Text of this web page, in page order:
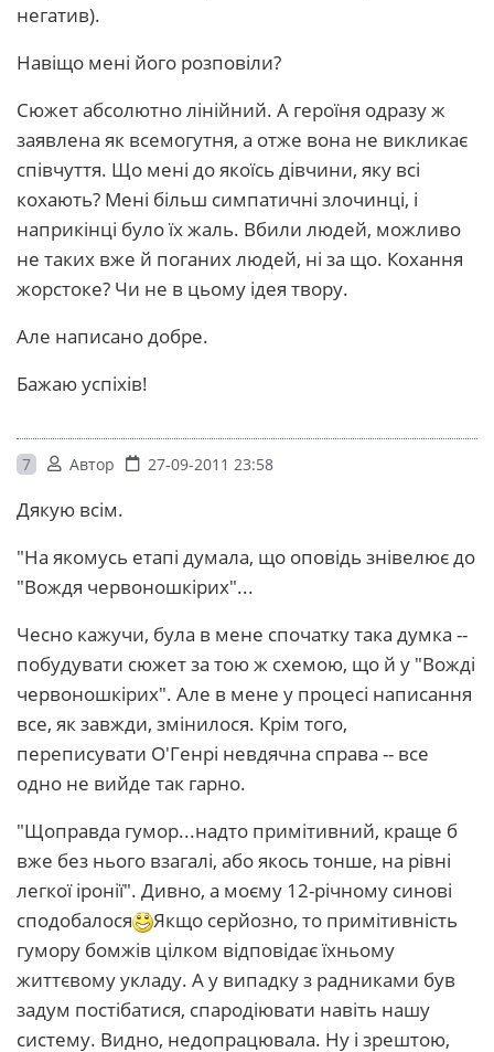
негатив).
Навіщо мені його розповіли?
Сюжет абсолютно лінійний. А героїня одразу ж
заявлена як всемогутня, а отже вона не викликає
співчуття. Що мені до якоїсь дівчини, яку всі
кохають? Мені більш симпатичні злочинці, і
наприкінці було їх жаль. Вбили людей, можливо
не таких вже й поганих людей, ні за що. Кохання
жорстоке? Чи не в цьому ідея твору.
Але написано добре.
Бажаю успіхів!
7 Автор 27-09-2011 23:58
Дякую всім.
"На якомусь етапі думала, що оповідь знівелює до
"Вождя червоношкірих"...
Чесно кажучи, була в мене спочатку така думка --
побудувати сюжет за тою ж схемою, що й у "Вожді
червоношкірих". Але в мене у процесі написання
все, як завжди, змінилося. Крім того,
переписувати О'Генрі невдячна справа -- все
одно не вийде так гарно.
"Щоправда гумор...надто примітивний, краще б
вже без нього взагалі, або якось тонше, на рівні
легкої іронії". Дивно, а моєму 12-річному синові
сподобалося
Якщо серйозно, то примітивність
гумору бомжів цілком відповідає їхньому
життєвому укладу. А у випадку з радниками був
задум постібатися, спародіювати навіть нашу
систему. Видно, недопрацювала. Ну і зрештою,